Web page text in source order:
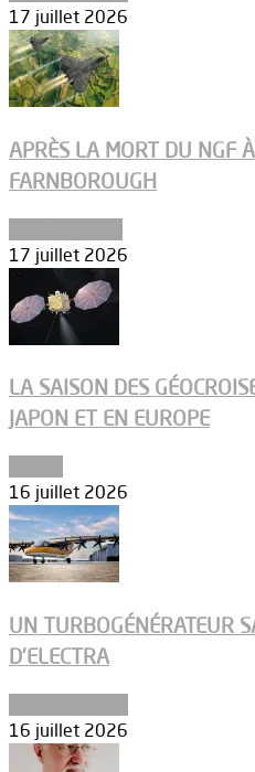
17 juillet 2026
APRÈS LA MORT DU NGF
FARNBOROUGH
17 juillet 2026
LA SAISON DES
JAPON ET EN EUROPE
16 juillet 2026
UN TURBOGÉNÉRATEUR
D’ELECTRA
16 juillet 2026